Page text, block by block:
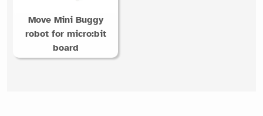
Move Mini Buggy
robot for micro:bit
board